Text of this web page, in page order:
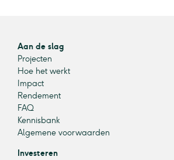
Aan de slag
Projecten
Hoe het werkt
Impact
Rendement
FAQ
Kennisbank
Algemene voorwaarden
Investeren